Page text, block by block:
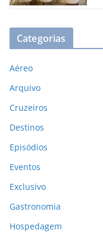
Categorias
Aéreo
Arquivo
Cruzeiros
Destinos
Episódios
Eventos
Exclusivo
Gastronomia
Hospedagem